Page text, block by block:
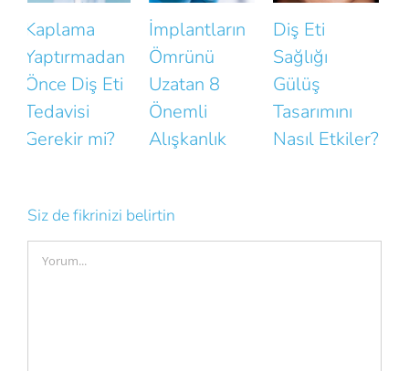
İmplantların
Ömrünü
Uzatan 8
Önemli
Alışkanlık
Diş Eti
Sağlığı
Gülüş
Tasarımını
Nasıl Etkiler?
Gülüşünüzün
Doğallığını
Bozan Küçük
Hatalar
Siz de fikrinizi belirtin
Comment